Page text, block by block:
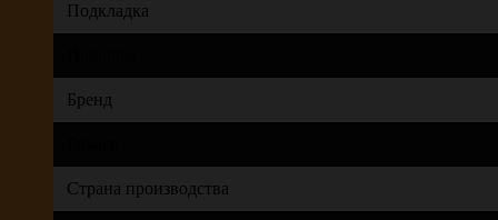
Подкладка
Бренд
Страна производства